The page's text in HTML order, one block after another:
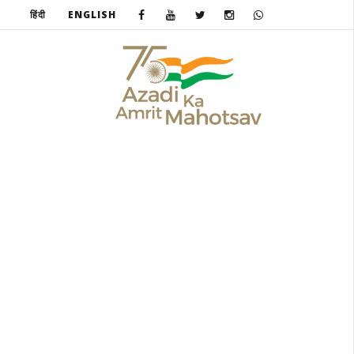
हिंदी ENGLISH